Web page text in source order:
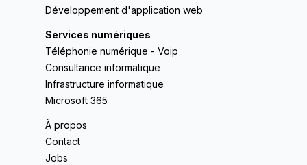
Développement d'application web
Services numériques
Téléphonie numérique - Voip
Consultance informatique
Infrastructure informatique
Microsoft 365
À propos
Contact
Jobs